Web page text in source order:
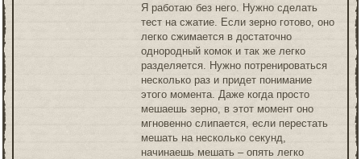
Я работаю без него. Нужно сделать
тест на сжатие. Если зерно готово, оно
легко сжимается в достаточно
однородный комок и так же легко
разделяется. Нужно потренироваться
несколько раз и придет понимание
этого момента. Даже когда просто
мешаешь зерно, в этот момент оно
мгновенно слипается, если перестать
мешать на несколько секунд,
начинаешь мешать – опять легко